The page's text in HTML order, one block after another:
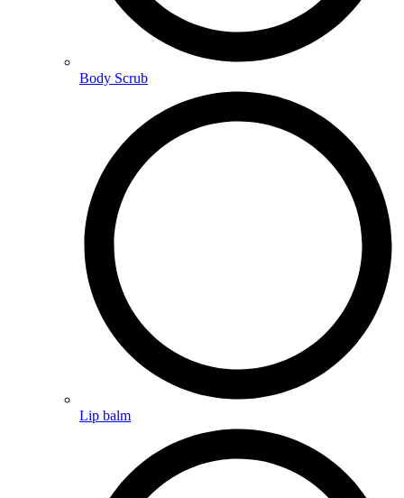
Body Scrub
Lip balm